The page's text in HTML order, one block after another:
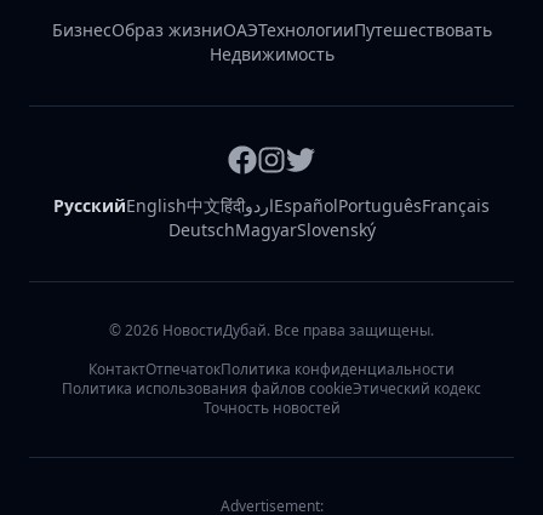
БизнесОбраз жизниОАЭТехнологииПутешествовать
Недвижимость
РусскийEnglish中文हिंदीاردوEspañolPortuguêsFrançais
DeutschMagyarSlovenský
©2026 НовостиДубай. Все права защищены.
КонтактОтпечатокПолитика конфиденциальности
Политика использования файлов cookieЭтический кодекс
Точность новостей
Advertisement: